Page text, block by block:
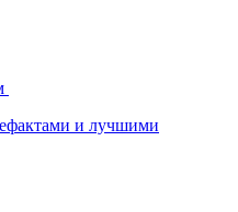
и лучшими